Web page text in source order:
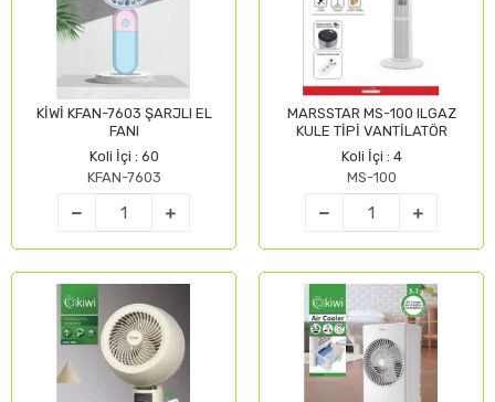
KİWİ KFAN-7603 ŞARJLI EL
FANI
Koli İçi : 60
KFAN-7603
MARSSTAR MS-100 ILGAZ
KULE TİPİ VANTİLATÖR
Koli İçi : 4
MS-100